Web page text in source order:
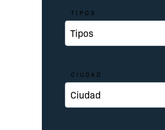
TIPOS
Tipos
CIUDAD
Ciudad